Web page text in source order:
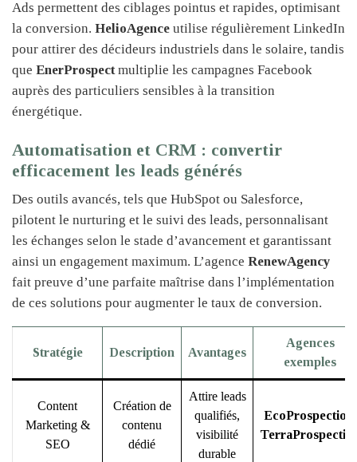
Ads permettent des ciblages pointus et rapides, optimisant
la conversion. HelioAgence utilise régulièrement LinkedIn
pour attirer des décideurs industriels dans le solaire, tandis
que EnerProspectmultiplie les campagnes Facebook
auprès des particuliers sensibles à la transition
énergétique.
Automatisation et CRM : convertir
efficacement les leads générés
Des outils avancés, tels que HubSpot ou Salesforce,
pilotent le nurturing et le suivi des leads, personnalisant
les échanges selon le stade d’avancement et garantissant
ainsi un engagement maximum. L’agence RenewAgency
fait preuve d’une parfaite maîtrise dans l’implémentation
de ces solutions pour augmenter le taux de conversion.
Stratégie Description Avantages
Agences
exemples
Content
Marketing &
SEO
Création de
contenu
dédié
Attire leads
qualifiés,
visibilité
durable
EcoProspection